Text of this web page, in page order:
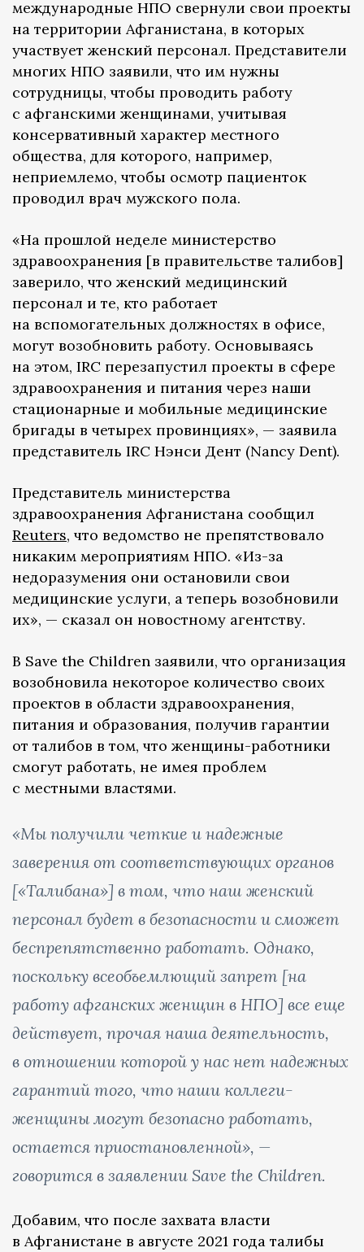
международные НПО свернули свои проекты
на территории Афганистана, в которых
участвует женский персонал. Представители
многих НПО заявили, что им нужны
сотрудницы, чтобы проводить работу
с афганскими женщинами, учитывая
консервативный характер местного
общества, для которого, например,
неприемлемо, чтобы осмотр пациенток
проводил врач мужского пола.
«На прошлой неделе министерство
здравоохранения [в правительстве талибов]
заверило, что женский медицинский
персонал и те, кто работает
на вспомогательных должностях в офисе,
могут возобновить работу. Основываясь
на этом, IRC перезапустил проекты в сфере
здравоохранения и питания через наши
стационарные и мобильные медицинские
бригады в четырех провинциях», — заявила
представитель IRC Нэнси Дент (Nancy Dent).
Представитель министерства
здравоохранения Афганистана сообщил
Reuters, что ведомство не препятствовало
никаким мероприятиям НПО. «Из-за
недоразумения они остановили свои
медицинские услуги, а теперь возобновили
их», — сказал он новостному агентству.
В Save the Children заявили, что организация
возобновила некоторое количество своих
проектов в области здравоохранения,
питания и образования, получив гарантии
от талибов в том, что женщины-работники
смогут работать, не имея проблем
с местными властями.
«Мы получили четкие и надежные
заверения от соответствующих органов
[«Талибана»] в том, что наш женский
персонал будет в безопасности и сможет
беспрепятственно работать. Однако,
поскольку всеобъемлющий запрет [на
работу афганских женщин в НПО] все еще
действует, прочая наша деятельность,
в отношении которой у нас нет надежных
гарантий того, что наши коллеги-
женщины могут безопасно работать,
остается приостановленной», —
говорится в заявлении Save the Children.
Добавим, что после захвата власти
в Афганистане в августе 2021 года талибы